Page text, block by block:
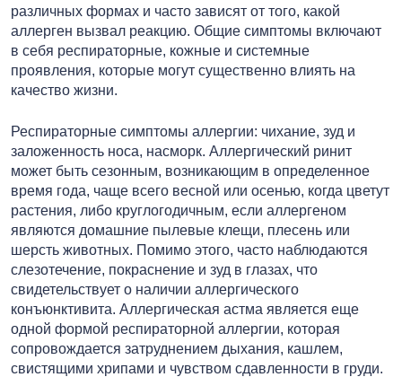
различных формах и часто зависят от того, какой
аллерген вызвал реакцию. Общие симптомы включают
в себя респираторные, кожные и системные
проявления, которые могут существенно влиять на
качество жизни.
Респираторные симптомы аллергии: чихание, зуд и
заложенность носа, насморк. Аллергический ринит
может быть сезонным, возникающим в определенное
время года, чаще всего весной или осенью, когда цветут
растения, либо круглогодичным, если аллергеном
являются домашние пылевые клещи, плесень или
шерсть животных. Помимо этого, часто наблюдаются
слезотечение, покраснение и зуд в глазах, что
свидетельствует о наличии аллергического
конъюнктивита. Аллергическая астма является еще
одной формой респираторной аллергии, которая
сопровождается затруднением дыхания, кашлем,
свистящими хрипами и чувством сдавленности в груди.